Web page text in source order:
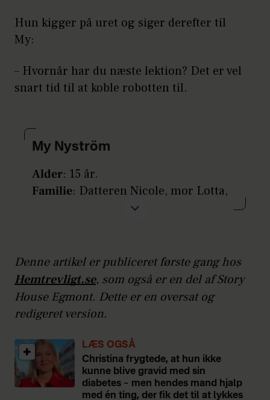
Hun kigger på uret og siger derefter til
My:
– Hvornår har du næste lektion? Det er vel
snart tid til at koble robotten til.
My Nyström
Alder: 15 år.
Familie: Datteren Nicole, mor Lotta,
52, far Per og søskende.
Denne artikel er publiceret første gang hos
Hemtrevligt.se, som også er en del af Story
House Egmont. Dette er en oversat og
redigeret version.
LÆS OGSÅ
Christina frygtede, at hun ikke
kunne blive gravid med sin
diabetes – men hendes mand hjalp
med én ting, der fik det til at lykkes